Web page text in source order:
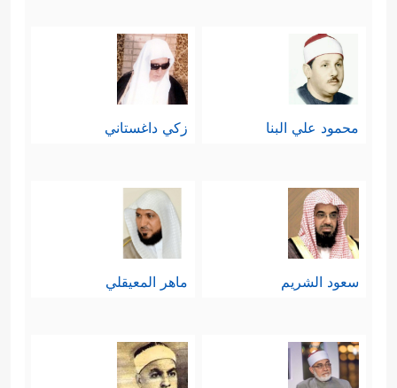
محمود علي البنا زكي داغستاني
سعود الشريم ماهر المعيقلي